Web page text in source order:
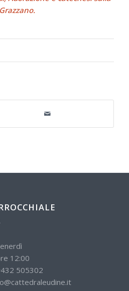
via Grazzano.
12:00
505302